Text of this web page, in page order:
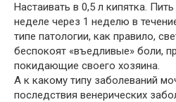
Настаивать в 0,5 л кипятка.
неделе через 1 неделю в
типе патологии, как правило,
беспокоят «въедливые» боли,
покидающие своего хозяина.
А к какому типу заболеваний
последствия венерических